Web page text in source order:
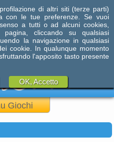
Giochi
di altri siti (terze parti)
con le tue preferenze. Se vuoi
a tutti o ad alcuni cookies,
pagina, cliccando su qualsiasi
la navigazione in qualsiasi
cookie. In qualunque momento
l'apposito tasto presente
OK, Accetto